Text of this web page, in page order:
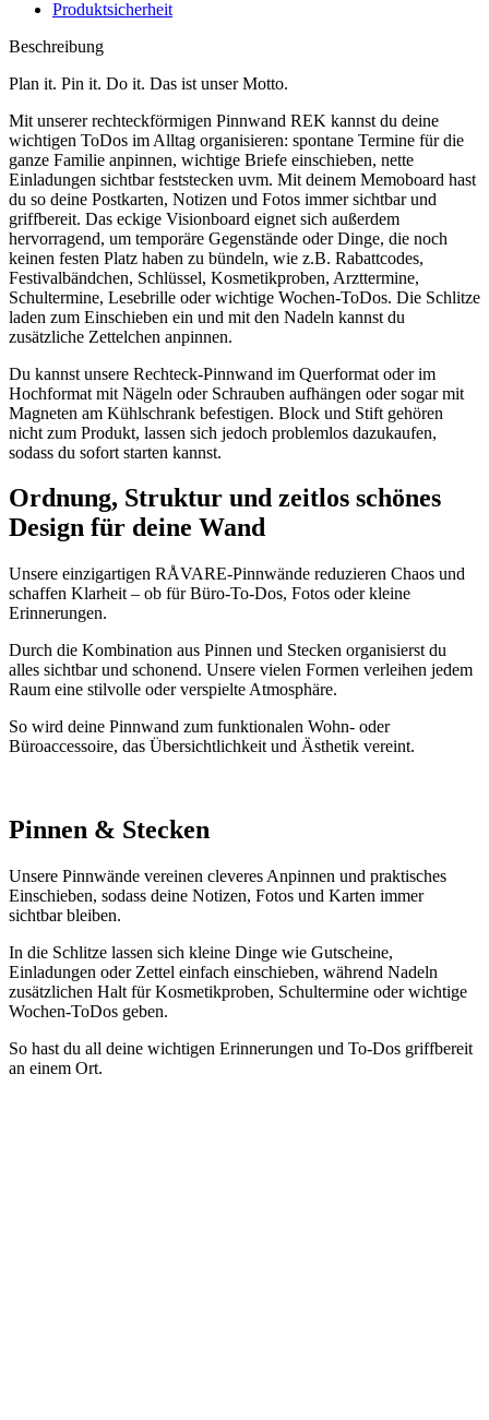
Produktsicherheit
Beschreibung
Plan it. Pin it. Do it. Das ist unser Motto.
Mit unserer rechteckförmigen Pinnwand REK kannst du deine
wichtigen ToDos im Alltag organisieren: spontane Termine für die
ganze Familie anpinnen, wichtige Briefe einschieben, nette
Einladungen sichtbar feststecken uvm. Mit deinem Memoboard hast
du so deine Postkarten, Notizen und Fotos immer sichtbar und
griffbereit. Das eckige Visionboard eignet sich außerdem
hervorragend, um temporäre Gegenstände oder Dinge, die noch
keinen festen Platz haben zu bündeln, wie z.B. Rabattcodes,
Festivalbändchen, Schlüssel, Kosmetikproben, Arzttermine,
Schultermine, Lesebrille oder wichtige Wochen-ToDos. Die Schlitze
laden zum Einschieben ein und mit den Nadeln kannst du
zusätzliche Zettelchen anpinnen.
Du kannst unsere Rechteck-Pinnwand im Querformat oder im
Hochformat mit Nägeln oder Schrauben aufhängen oder sogar mit
Magneten am Kühlschrank befestigen. Block und Stift gehören
nicht zum Produkt, lassen sich jedoch problemlos dazukaufen,
sodass du sofort starten kannst.
Ordnung, Struktur und zeitlos schönes
Design für deine Wand
Unsere einzigartigen RÅVARE-Pinnwände reduzieren Chaos und
schaffen Klarheit – ob für Büro-To-Dos, Fotos oder kleine
Erinnerungen.
Durch die Kombination aus Pinnen und Stecken organisierst du
alles sichtbar und schonend. Unsere vielen Formen verleihen jedem
Raum eine stilvolle oder verspielte Atmosphäre.
So wird deine Pinnwand zum funktionalen Wohn- oder
Büroaccessoire, das Übersichtlichkeit und Ästhetik vereint.
Pinnen & Stecken
Unsere Pinnwände vereinen cleveres Anpinnen und praktisches
Einschieben, sodass deine Notizen, Fotos und Karten immer
sichtbar bleiben.
In die Schlitze lassen sich kleine Dinge wie Gutscheine,
Einladungen oder Zettel einfach einschieben, während Nadeln
zusätzlichen Halt für Kosmetikproben, Schultermine oder wichtige
Wochen-ToDos geben.
So hast du all deine wichtigen Erinnerungen und To-Dos griffbereit
an einem Ort.